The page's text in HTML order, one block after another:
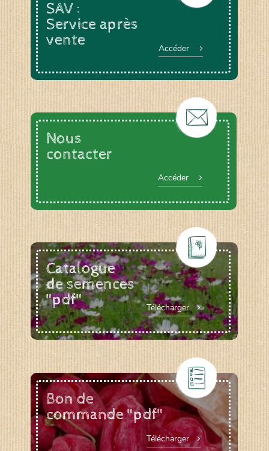
SAV :
Service après
vente
Accéder
Nous
contacter
Accéder
Catalogue
de semences
"pdf"
Télécharger
Bon de
commande "pdf"
Télécharger